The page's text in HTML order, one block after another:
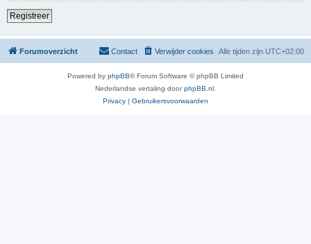
Registreer
Forumoverzicht Alle tijden zijn UTC+02:00
Verwijder cookies
Contact
Powered by phpBB® Forum Software © phpBB Limited
Nederlandse vertaling doorphpBB.nl
Privacy | Gebruikersvoorwaarden